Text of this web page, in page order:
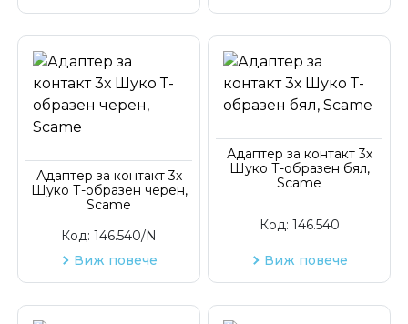
Адаптер за контакт 3х
Шуко Т-образен черен,
Scame
Код: 146.540/N
Виж повече
Адаптер за контакт 3х
Шуко Т-образен бял,
Scame
Код: 146.540
Виж повече